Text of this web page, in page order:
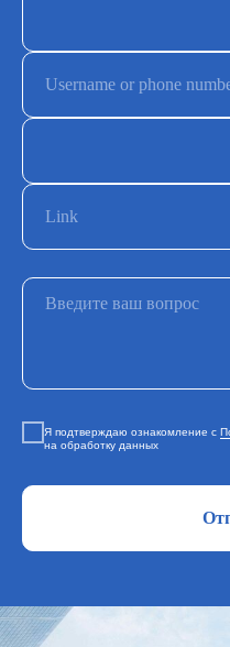
Я подтверждаю ознакомление с
на обработку данных